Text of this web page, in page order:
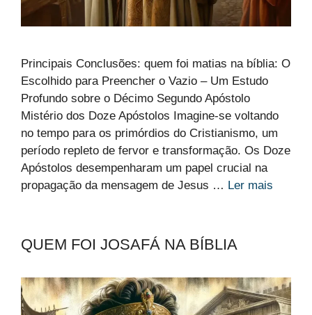
Principais Conclusões: quem foi matias na bíblia: O
Escolhido para Preencher o Vazio – Um Estudo
Profundo sobre o Décimo Segundo Apóstolo
Mistério dos Doze Apóstolos Imagine-se voltando
no tempo para os primórdios do Cristianismo, um
período repleto de fervor e transformação. Os Doze
Apóstolos desempenharam um papel crucial na
propagação da mensagem de Jesus … Ler mais
QUEM FOI JOSAFÁ NA BÍBLIA